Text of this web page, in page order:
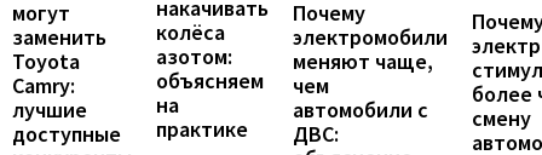
могут
заменить
Toyota
Camry:
лучшие
доступные
накачивать
колёса
азотом:
объясняем
на
практике
Почему
электромобили
меняют чаще,
чем
автомобили с
ДВС:
более
смену